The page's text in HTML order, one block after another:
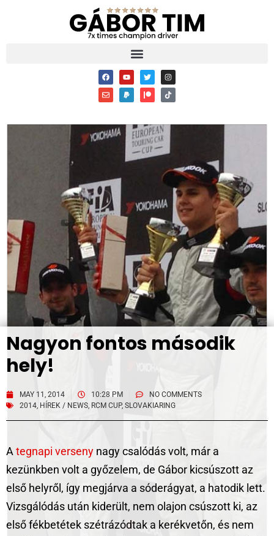
Nagyon fontos második
hely!
MAY 11, 2014 10:28 PM
NO COMMENTS
2014, HÍREK / NEWS, RCM CUP, SLOVAKIARING
A tegnapi verseny nagy csalódás volt, már a
kezünkben volt a győzelem, de Gábor kicsúszott az
első helyről, így megjárva a sóderágyat, a hatodik lett.
Vizsgálódás után kiderült, nem olajon csúszott ki, az
első fékbetétek szétrázódtak a kerékvetőn, és nem